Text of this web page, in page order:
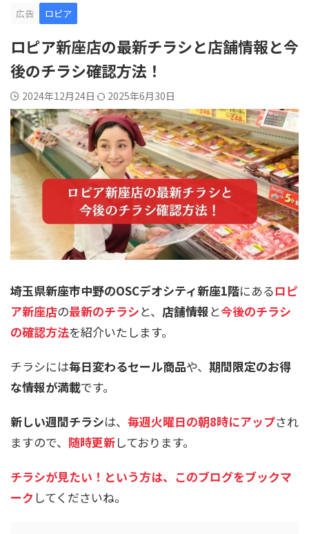
広告
ロピア
ロピア新座店の最新チラシと店舗情報と今
後のチラシ確認方法！
2024年12月24日 2025年6月30日
埼玉県新座市中野のOSCデオシティ新座1階にあるロピ
ア新座店の最新のチラシと、 店舗情報と今後のチラシ
の確認方法を紹介いたします。
チラシには毎日変わるセール商品や、 期間限定のお得
な情報が満載です。
新しい週間チラシは、 毎週火曜日の朝8時にアップされ
ますので、 随時更新しております。
チラシが見たい！という方は、このブログをブックマ
ーク してくださいね。